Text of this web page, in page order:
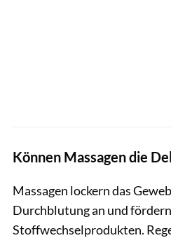
Können Massagen die
Massagen lockern das
Durchblutung an und
Stoffwechselprodukten.